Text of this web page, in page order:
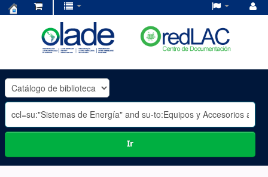
OLADE
-
Ir